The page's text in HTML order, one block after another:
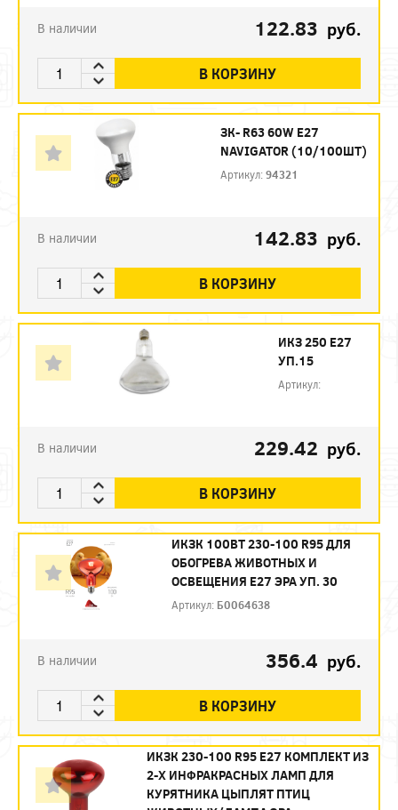
В наличии 122.83 руб.
В КОРЗИНУ
ЗК- R63 60W E27
NAVIGATOR (10/100ШТ)
Артикул:94321
В наличии 142.83 руб.
В КОРЗИНУ
ИКЗ 250 Е27
УП.15
Артикул:
В наличии 229.42 руб.
В КОРЗИНУ
ИКЗК 100ВТ 230-100 R95 ДЛЯ
ОБОГРЕВА ЖИВОТНЫХ И
ОСВЕЩЕНИЯ Е27 ЭРА УП. 30
Артикул: Б0064638
В наличии 356.4 руб.
В КОРЗИНУ
ИКЗК 230-100 R95 E27 КОМПЛЕКТ ИЗ
2-Х ИНФРАКРАСНЫХ ЛАМП ДЛЯ
КУРЯТНИКА ЦЫПЛЯТ ПТИЦ